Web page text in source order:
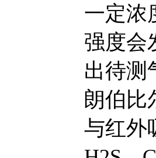
一定浓
强度会
出待测
朗伯比
与红外